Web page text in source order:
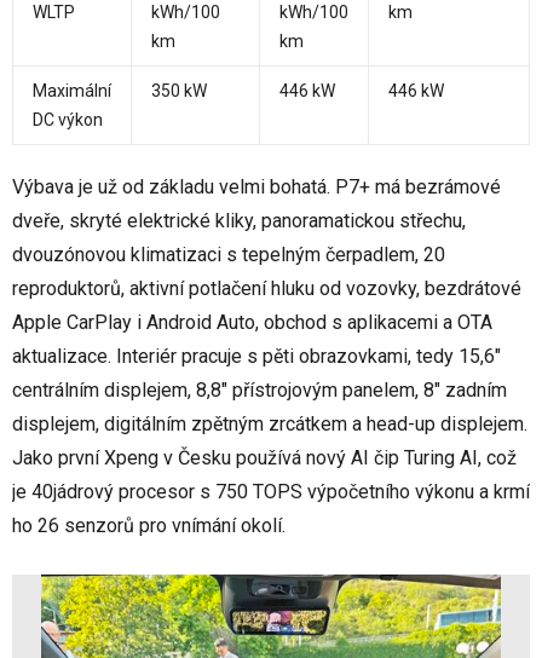
WLTP
kWh/100
km
kWh/100
km
km
Maximální
DC výkon
350 kW 446 kW 446 kW
Výbava je už od základu velmi bohatá. P7+ má bezrámové
dveře, skryté elektrické kliky, panoramatickou střechu,
dvouzónovou klimatizaci s tepelným čerpadlem, 20
reproduktorů, aktivní potlačení hluku od vozovky, bezdrátové
Apple CarPlay i Android Auto, obchod s aplikacemi a OTA
aktualizace. Interiér pracuje s pěti obrazovkami, tedy 15,6"
centrálním displejem, 8,8" přístrojovým panelem, 8" zadním
displejem, digitálním zpětným zrcátkem a head-up displejem.
Jako první Xpeng v Česku používá nový AI čip Turing AI, což
je 40jádrový procesor s 750 TOPS výpočetního výkonu a krmí
ho 26 senzorů pro vnímání okolí.